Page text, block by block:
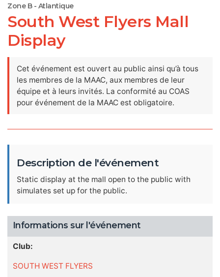
Zone B - Atlantique
South West Flyers Mall
Display
Cet événement est ouvert au public ainsi qu’à tous
les membres de la MAAC, aux membres de leur
équipe et à leurs invités. La conformité au COAS
pour événement de la MAAC est obligatoire.
Description de l'événement
Static display at the mall open to the public with
simulates set up for the public.
Informations sur l'événement
Club:
SOUTH WEST FLYERS